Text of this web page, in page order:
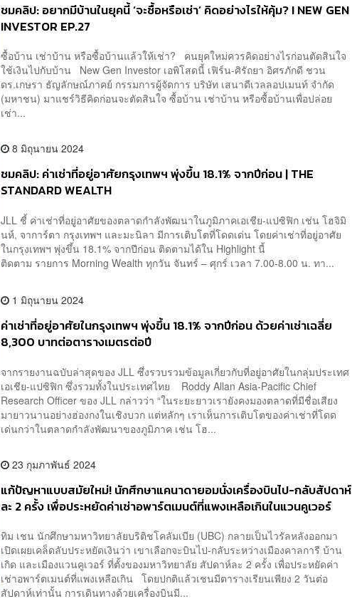
ชมคลิป: อยากมีบ้านในยุคนี้ ‘จะซื้อหรือเช่า’ คิดอย่างไรให้คุ้ม? I NEW GEN
INVESTOR EP.27
ซื้อบ้าน เช่าบ้าน หรือซื้อบ้านแล้วให้เช่า? คนยุคใหม่ควรคิดอย่างไรก่อนตัดสินใจ
ใช้เงินไปกับบ้าน New Gen Investor เอพิโสดนี้ เฟิร์น-ศิรัถยา อิศรภักดี ชวน
ดร.เกษรา ธัญลักษณ์ภาคย์ กรรมการผู้จัดการ บริษัท เสนาดีเวลลอปเมนท์ จำกัด
(มหาชน) มาแชร์วิธีคิดก่อนจะตัดสินใจ ซื้อบ้าน เช่าบ้าน หรือซื้อบ้านเพื่อปล่อย
เช่า...
8 มิถุนายน 2024
ชมคลิป: ค่าเช่าที่อยู่อาศัยกรุงเทพฯ พุ่งขึ้น 18.1% จากปีก่อน | THE
STANDARD WEALTH
JLL ชี้ ค่าเช่าที่อยู่อาศัยของตลาดกำลังพัฒนาในภูมิภาคเอเชีย-แปซิฟิก เช่น โฮจิมิ
นห์, จาการ์ตา กรุงเทพฯ และมะนิลา มีการเติบโตที่โดดเด่น โดยค่าเช่าที่อยู่อาศัย
ในกรุงเทพฯ พุ่งขึ้น 18.1% จากปีก่อน ติดตามได้ใน Highlight นี้
ติดตาม รายการ Morning Wealth ทุกวัน จันทร์ – ศุกร์ เวลา 7.00-8.00 น. ทา...
1 มิถุนายน 2024
ค่าเช่าที่อยู่อาศัยในกรุงเทพฯ พุ่งขึ้น 18.1% จากปีก่อน ด้วยค่าเช่าเฉลี่ย
8,300 บาทต่อตารางเมตรต่อปี
จากรายงานฉบับล่าสุดของ JLL ซึ่งรวบรวมข้อมูลเกี่ยวกับที่อยู่อาศัยในกลุ่มประเทศ
เอเชีย-แปซิฟิก ซึ่งรวมทั้งในประเทศไทย Roddy Allan Asia-Pacific Chief
Research Officer ของ JLL กล่าวว่า “ในระยะยาวเรายังคงมองตลาดที่มีชื่อเสียง
มายาวนานอย่างฮ่องกงในเชิงบวก แต่หลักๆ เราเห็นการเติบโตของค่าเช่าที่โดด
เด่นกว่าในตลาดกำลังพัฒนาของภูมิภาค เช่น โฮ...
23 กุมภาพันธ์ 2024
แก้ปัญหาแบบสมัยใหม่! นักศึกษาแคนาดายอมนั่งเครื่องบินไป-กลับสัปดาห์
ละ 2 ครั้ง เพื่อประหยัดค่าเช่าอพาร์ตเมนต์ที่แพงเหลือเกินในแวนคูเวอร์
ทิม เชน นักศึกษามหาวิทยาลัยบริติชโคลัมเบีย (UBC) กลายเป็นไวรัลหลังออกมา
เปิดเผยเคล็ดลับประหยัดเงินว่า เขาเลือกจะบินไป-กลับระหว่างเมืองคาลการี บ้าน
เกิด และเมืองแวนคูเวอร์ ที่ตั้งของมหาวิทยาลัย สัปดาห์ละ 2 ครั้ง เพื่อประหยัดค่า
เช่าอพาร์ตเมนต์ที่แพงเหลือเกิน โดยปกติแล้วเชนมีตารางเรียนเพียง 2 วันต่อ
สัปดาห์เท่านั้น การเดินทางด้วยเครื่องบินมี...